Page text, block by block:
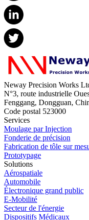
Neway Precision Works
N°3, route industrielle
Fenggang, Dongguan,
Code postal 523000
Services
Moulage par Injection
Fonderie de précision
Fabrication de tôle sur
Prototypage
Solutions
Aérospatiale
Automobile
Électronique grand public
E-Mobilité
Secteur de l'énergie
Dispositifs Médicaux